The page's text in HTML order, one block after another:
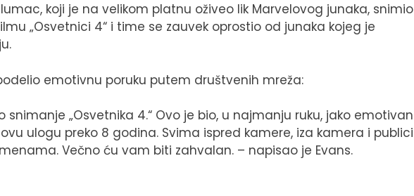
koji je na velikom platnu oživeo lik Marvelovog junaka, snimio
„Osvetnici 4“ i time se zauvek oprostio od junaka kojeg je
emotivnu poruku putem društvenih mreža:
snimanje „Osvetnika 4.“ Ovo je bio, u najmanju ruku, jako emotivan
ulogu preko 8 godina. Svima ispred kamere, iza kamera i publici
Večno ću vam biti zahvalan. – napisao je Evans.